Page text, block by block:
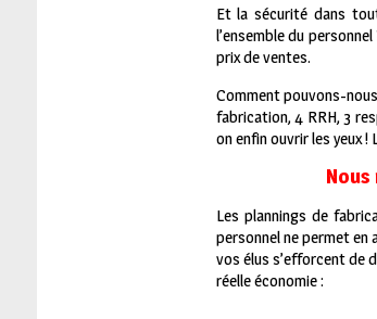
Et la sécurité dans
l’ensemble du
prix de ventes.
Comment pouvons-
fabrication, 4 RRH, 3
on enfin ouvrir les yeux !
Les plannings de
personnel ne permet en
vos élus s’efforcent de
réelle économie :